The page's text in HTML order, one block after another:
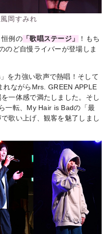
岡すみれ
恒例の 「歌唱ステージ」
！もち
のど自慢ライバーが登場しま
を力強い歌声で熱唱！そして
れながらMrs. GREEN APPLE
一体感で満たしました。そし
一転、My Hair is Badの「最
歌い上げ、観客を魅了しまし